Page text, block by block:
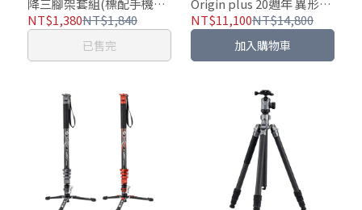
降三腳架套組(標配手機夾
+GOPRO轉接座)
NT$1,380NT$1,840
已售完
Origin plus 20週年 異形扳
扣式 碳纖維腳架 (32管徑)
O-8H
NT$11,100NT$14,800
加入購物車